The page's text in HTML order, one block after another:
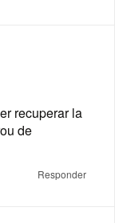
recuperar la
de
Responder